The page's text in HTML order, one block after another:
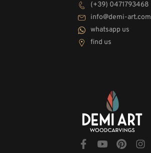
(+39) 0471793468
info@demi-art.com
whatsapp us
find us